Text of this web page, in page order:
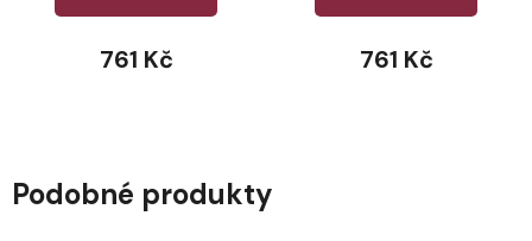
761 Kč 761 Kč
Podobné produkty